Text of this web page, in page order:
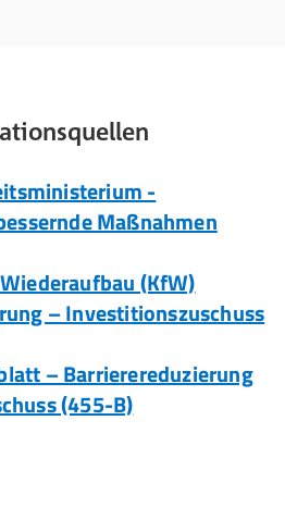
-
Maßnahmen
(KfW)
– Investitions­zuschuss
– Barrierereduzierung
(455-B)